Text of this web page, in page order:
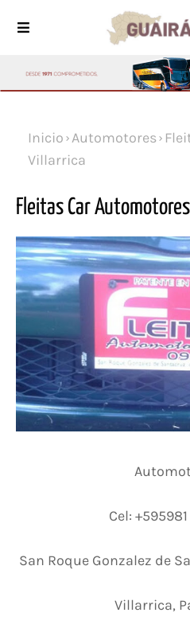
Inicio Automotores
Villarrica
Fleitas Car
Cel:
San Roque Gonzalez de
Villarrica,